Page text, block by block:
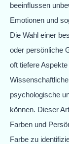
beeinflussen
Emotionen und
Die Wahl einer
oder persönliche
oft tiefere
psychologische
können. Dieser
Farben und
Farbe zu